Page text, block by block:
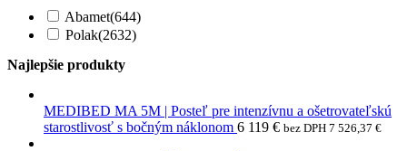
Abamet(644)
Polak(2632)
Najlepšie produkty
MEDIBED MA 5M | Posteľ pre intenzívnu a ošetrovateľskú
starostlivosť s bočným náklonom 6 119 € bez DPH 7 526,37 €